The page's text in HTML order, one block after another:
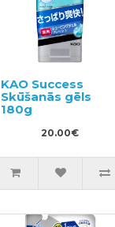
KAO Success
Skūšanās gēls
180g
20.00€